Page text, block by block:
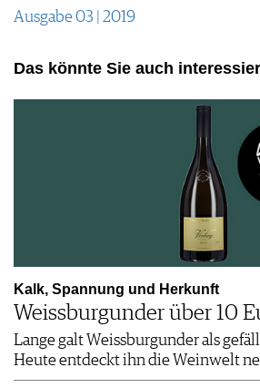
Ausgabe 03 | 2019
Das könnte Sie auch
Kalk, Spannung und ­Herkunft
Weissburgunder über 10
Lange galt Weissburgunder als
Heute entdeckt ihn die Weinwelt